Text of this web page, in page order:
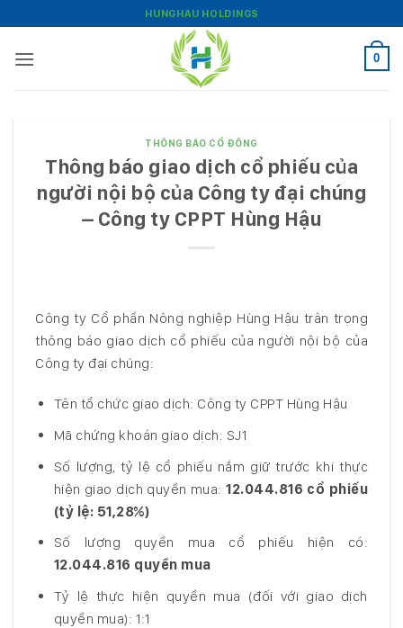
qua
nội
HUNGHAU HOLDINGS
0
THÔNG BÁO CỔ ĐÔNG
Thông báo giao dịch cổ phiếu của
người nội bộ của Công ty đại chúng
– Công ty CPPT Hùng Hậu
Công ty Cổ phần Nông nghiệp Hùng Hậu trân trọng
thông báo giao dịch cổ phiếu của người nội bộ của
Công ty đại chúng:
Tên tổ chức giao dịch: Công ty CPPT Hùng Hậu
Mã chứng khoán giao dịch: SJ1
Số lượng, tỷ lệ cổ phiếu nắm giữ trước khi thực
hiện giao dịch quyền mua: 12.044.816 cổ phiếu
(tỷ lệ: 51,28%)
Số lượng quyền mua cổ phiếu hiện có:
12.044.816 quyền mua
Tỷ lệ thực hiện quyền mua (đối với giao dịch
quyền mua): 1:1